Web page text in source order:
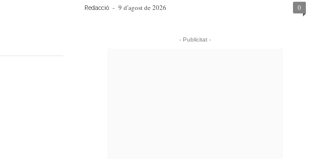
Redacció - 9 d'agost de 2026 0
- Publicitat -